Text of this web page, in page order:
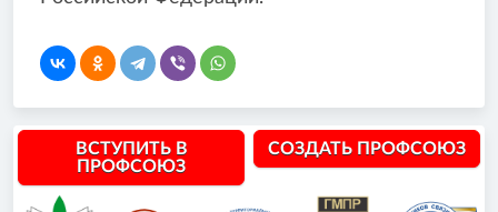
ВСТУПИТЬ В
ПРОФСОЮЗ
СОЗДАТЬ ПРОФСОЮЗ